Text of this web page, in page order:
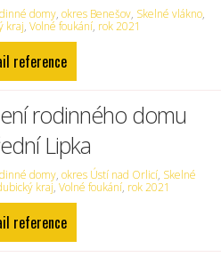
domy,okres Benešov, Skelné vlákno,
kraj,Volné foukání, rok 2021
reference
rodinného domu
Lipka
domy,okres Ústí nad Orlicí, Skelné
kraj,Volné foukání, rok 2021
reference